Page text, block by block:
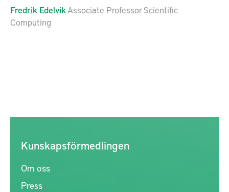
Fredrik EdelvikAssociate Professor Scientific
Computing
Kunskapsförmedlingen
Om oss
Press